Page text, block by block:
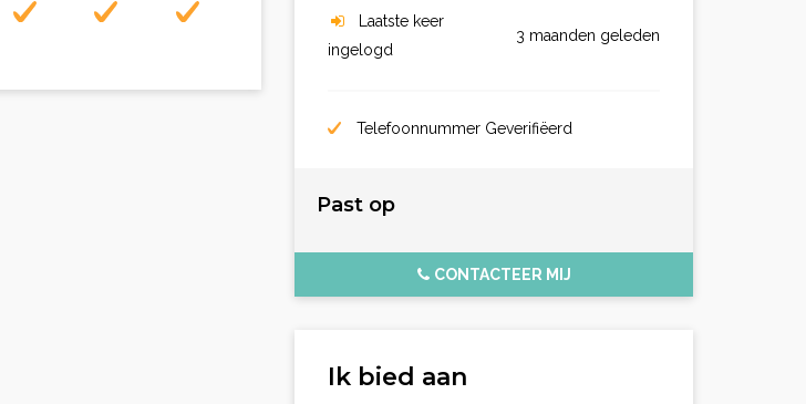
Laatste keer
ingelogd
3 maanden geleden
Telefoonnummer Geverifiëerd
Past op
CONTACTEER MIJ
Ik bied aan